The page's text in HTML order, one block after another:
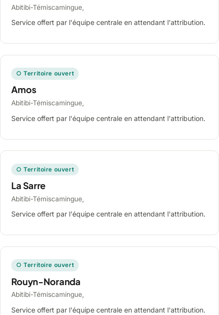
Abitibi-Témiscamingue,
Service offert par l'équipe centrale en attendant l'attribution.
○ Territoire ouvert
Amos
Abitibi-Témiscamingue,
Service offert par l'équipe centrale en attendant l'attribution.
○ Territoire ouvert
La Sarre
Abitibi-Témiscamingue,
Service offert par l'équipe centrale en attendant l'attribution.
○ Territoire ouvert
Rouyn-Noranda
Abitibi-Témiscamingue,
Service offert par l'équipe centrale en attendant l'attribution.